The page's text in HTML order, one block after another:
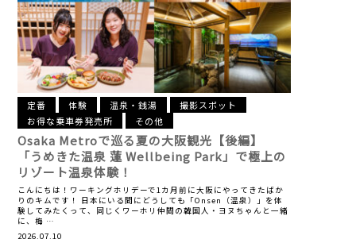
定番 体験 温泉・銭湯
撮影スポット
お得な乗車券発売所
その他
Osaka Metroで巡る夏の大阪観光【後編】
「うめきた温泉 蓮 Wellbeing Park」で極上の
リゾート温泉体験！
こんにちは！ワーキングホリデーで1カ月前に大阪にやってきたばか
りのキムです！ 日本にいる間にどうしても「Onsen（温泉）」を体
験してみたくって、同じくワーホリ仲間の韓国人・ヨヌちゃんと一緒
に、梅 …
2026.07.10